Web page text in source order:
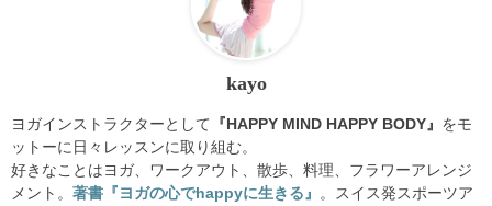
kayo
ヨガインストラクターとして 『HAPPY MIND HAPPY BODY』 をモ
ットーに日々レッスンに取り組む。
好きなことはヨガ、ワークアウト、散歩、料理、フラワーアレンジ
メント。 著書『ヨガの心でhappyに生きる』
。スイス発スポーツア